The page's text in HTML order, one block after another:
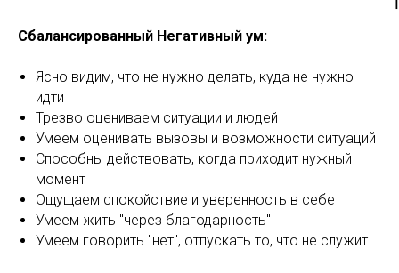
Сбалансированный Негативный ум:
Ясно видим, что не нужно делать, куда не нужно
идти
Трезво оцениваем ситуации и людей
Умеем оценивать вызовы и возможности ситуаций
Способны действовать, когда приходит нужный
момент
Ощущаем спокойствие и уверенность в себе
Умеем жить "через благодарность"
Умеем говорить "нет", отпускать то, что не служит